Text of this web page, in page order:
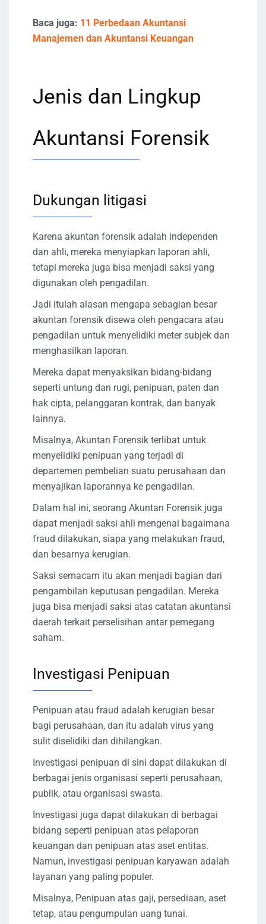
Baca juga: 11 Perbedaan Akuntansi
Manajemen dan Akuntansi Keuangan
Jenis dan Lingkup
Akuntansi Forensik
Dukungan litigasi
Karena akuntan forensik adalah independen
dan ahli, mereka menyiapkan laporan ahli,
tetapi mereka juga bisa menjadi saksi yang
digunakan oleh pengadilan.
Jadi itulah alasan mengapa sebagian besar
akuntan forensik disewa oleh pengacara atau
pengadilan untuk menyelidiki meter subjek dan
menghasilkan laporan.
Mereka dapat menyaksikan bidang-bidang
seperti untung dan rugi, penipuan, paten dan
hak cipta, pelanggaran kontrak, dan banyak
lainnya.
Misalnya, Akuntan Forensik terlibat untuk
menyelidiki penipuan yang terjadi di
departemen pembelian suatu perusahaan dan
menyajikan laporannya ke pengadilan.
Dalam hal ini, seorang Akuntan Forensik juga
dapat menjadi saksi ahli mengenai bagaimana
fraud dilakukan, siapa yang melakukan fraud,
dan besarnya kerugian.
Saksi semacam itu akan menjadi bagian dari
pengambilan keputusan pengadilan. Mereka
juga bisa menjadi saksi atas catatan akuntansi
daerah terkait perselisihan antar pemegang
saham.
Investigasi Penipuan
Penipuan atau fraud adalah kerugian besar
bagi perusahaan, dan itu adalah virus yang
sulit diselidiki dan dihilangkan.
Investigasi penipuan di sini dapat dilakukan di
berbagai jenis organisasi seperti perusahaan,
publik, atau organisasi swasta.
Investigasi juga dapat dilakukan di berbagai
bidang seperti penipuan atas pelaporan
keuangan dan penipuan atas aset entitas.
Namun, investigasi penipuan karyawan adalah
layanan yang paling populer.
Misalnya, Penipuan atas gaji, persediaan, aset
tetap, atau pengumpulan uang tunai.